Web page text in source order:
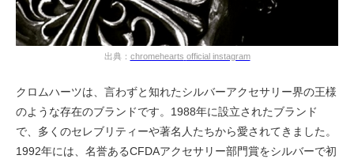
出典： chromehearts official instagram
クロムハーツは、言わずと知れたシルバーアクセサリー界の王様
のような存在のブランドです。1988年に設立されたブランド
で、多くのセレブリティーや著名人たちから愛されてきました。
1992年には、名誉あるCFDAアクセサリー部門賞をシルバーで初